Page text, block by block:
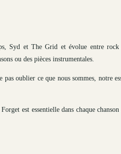
Syd et The Grid et évolue entre
ou des pièces instrumentales.
oublier ce que nous sommes, notre
est essentielle dans chaque